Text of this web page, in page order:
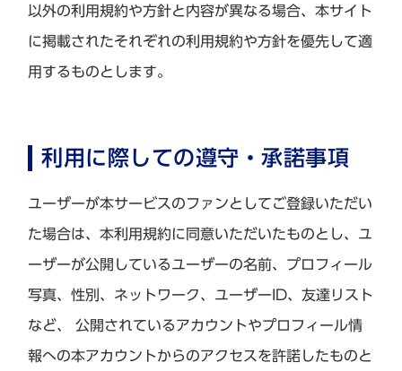
以外の利用規約や方針と内容が異なる場合、本サイト
に掲載されたそれぞれの利用規約や方針を優先して適
用するものとします。
利用に際しての遵守・承諾事項
ユーザーが本サービスのファンとしてご登録いただい
た場合は、本利用規約に同意いただいたものとし、ユ
ーザーが公開しているユーザーの名前、プロフィール
写真、性別、ネットワーク、ユーザーID、友達リスト
など、 公開されているアカウントやプロフィール情
報への本アカウントからのアクセスを許諾したものと